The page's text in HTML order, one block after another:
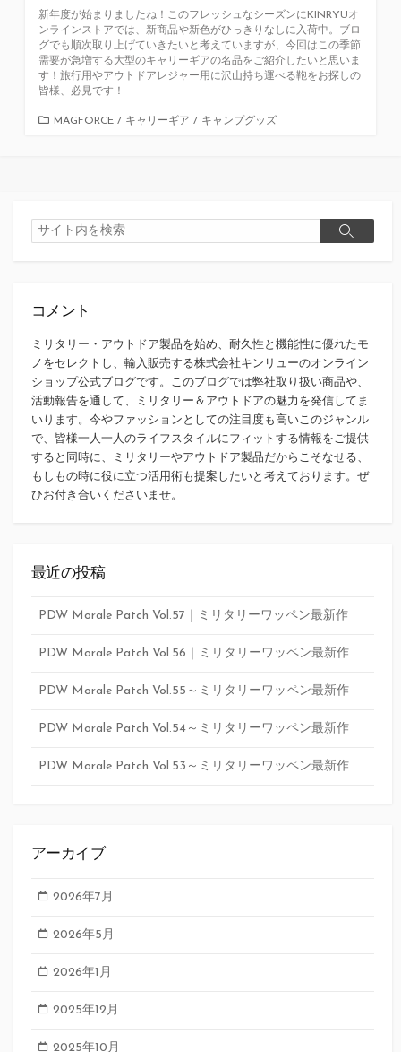
新年度が始まりましたね！このフレッシュなシーズンにKINRYUオ
ンラインストアでは、新商品や新色がひっきりなしに入荷中。ブロ
グでも順次取り上げていきたいと考えていますが、今回はこの季節
需要が急増する大型のキャリーギアの名品をご紹介したいと思いま
す！旅行用やアウトドアレジャー用に沢山持ち運べる鞄をお探しの
皆様、必見です！
カ
MAGFORCE / キャリーギア / キャンプグッズ
検
索
検
コメント
ミリタリー・アウトドア製品を始め、耐久性と機能性に優れたモ
ノをセレクトし、輸入販売する株式会社キンリューのオンライン
ショップ公式ブログです。このブログでは弊社取り扱い商品や、
活動報告を通して、ミリタリー＆アウトドアの魅力を発信してま
いります。今やファッションとしての注目度も高いこのジャンル
で、皆様一人一人のライフスタイルにフィットする情報をご提供
すると同時に、ミリタリーやアウトドア製品だからこそなせる、
もしもの時に役に立つ活用術も提案したいと考えております。ぜ
ひお付き合いくださいませ。
最近の投稿
PDW Morale Patch Vol.57｜ミリタリーワッペン最新作
PDW Morale Patch Vol.56｜ミリタリーワッペン最新作
PDW Morale Patch Vol.55～ミリタリーワッペン最新作
PDW Morale Patch Vol.54～ミリタリーワッペン最新作
PDW Morale Patch Vol.53～ミリタリーワッペン最新作
アーカイブ
2026年7月
2026年5月
2026年1月
2025年12月
2025年10月